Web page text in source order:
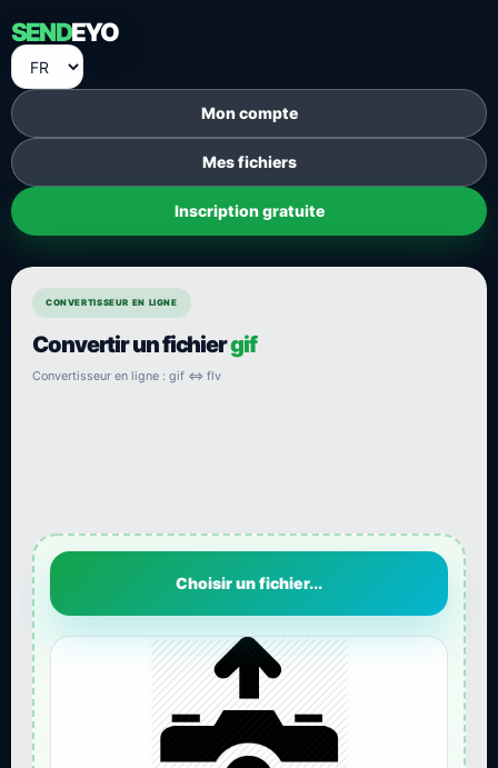
SENDEYO
Mon compte
Mes fichiers
Inscription gratuite
CONVERTISSEUR EN LIGNE
Convertir un fichiergif
Convertisseur en ligne : gif ⇔ flv
Choisir un fichier...